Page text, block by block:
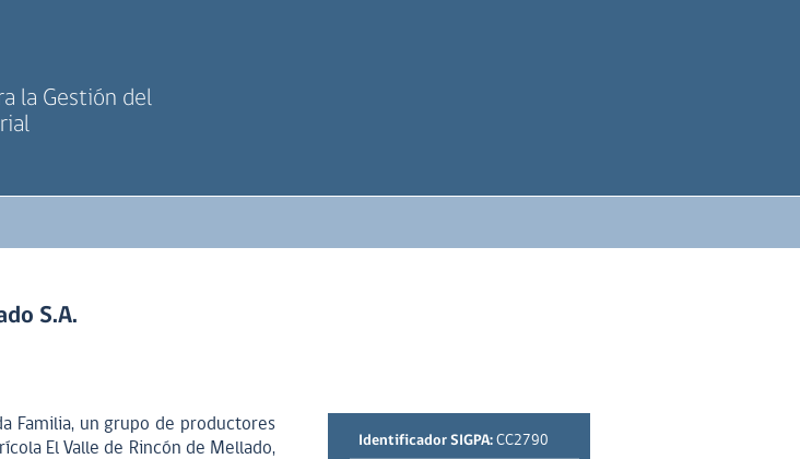
la Gestión del
S.A.
Familia, un grupo de productores
El Valle de Rincón de Mellado,
Identificador SIGPA: CC2790